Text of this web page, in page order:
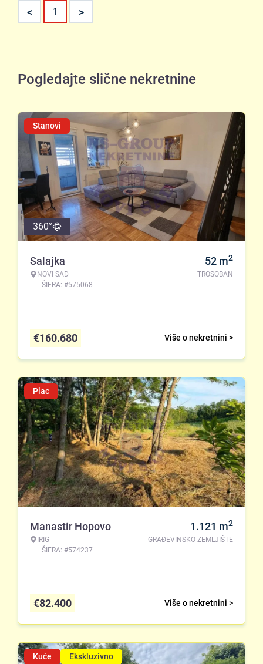
< 1 >
Pogledajte slične nekretnine
Stanovi
360°
Salajka
NOVI SAD
ŠIFRA: #575068
52 m2
TROSOBAN
Više o nekretnini >
€160.680
Plac
Manastir Hopovo
IRIG
ŠIFRA: #574237
1.121 m2
GRAĐEVINSKO ZEMLJIŠTE
Više o nekretnini >
€82.400
Kuće Ekskluzivno